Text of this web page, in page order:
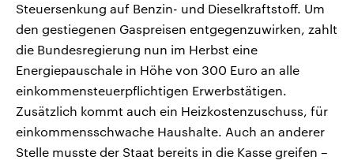
Steuersenkung auf Benzin- und Dieselkraftstoff. Um
den gestiegenen Gaspreisen entgegenzuwirken, zahlt
die Bundesregierung nun im Herbst eine
Energiepauschale in Höhe von 300 Euro an alle
einkommensteuerpflichtigen Erwerbstätigen.
Zusätzlich kommt auch ein Heizkostenzuschuss, für
einkommensschwache Haushalte. Auch an anderer
Stelle musste der Staat bereits in die Kasse greifen –